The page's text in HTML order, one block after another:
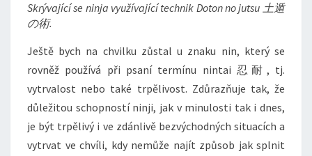
Skrývající se ninja využívající technik Doton no jutsu 土遁
の術.
Ještě bych na chvilku zůstal u znaku nin, který se
rovněž používá při psaní termínu nintai 忍耐, tj.
vytrvalost nebo také trpělivost. Zdůrazňuje tak, že
důležitou schopností ninji, jak v minulosti tak i dnes,
je být trpělivý i ve zdánlivě bezvýchodných situacích a
vytrvat ve chvíli, kdy nemůže najít způsob jak splnit